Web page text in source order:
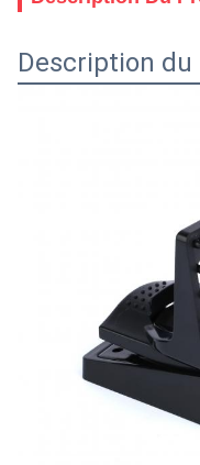
Description